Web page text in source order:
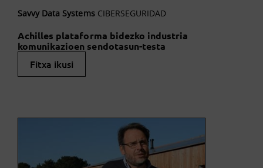
Savvy Data Systems CIBERSEGURIDAD
Achilles plataforma bidezko industria
komunikazioen sendotasun-testa
Fitxa ikusi